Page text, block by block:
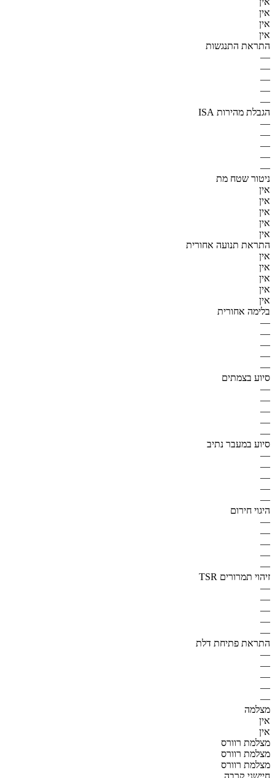
אין
אין
אין
התראת התנגשות
—
—
—
—
—
הגבלת מהירות ISA
—
—
—
—
—
ניטור שטח מת
אין
אין
אין
אין
אין
התראת תנועה אחורית
אין
אין
אין
אין
אין
בלימה אחורית
—
—
—
—
—
סיוע בצמתים
—
—
—
—
—
סיוע במעבר נתיב
—
—
—
—
—
היגוי חירום
—
—
—
—
—
זיהוי תמרורים TSR
—
—
—
—
—
התראת פתיחת דלת
—
—
—
—
—
מצלמה
אין
אין
מצלמת רוורס
מצלמת רוורס
מצלמת רוורס
חיישני קרבה